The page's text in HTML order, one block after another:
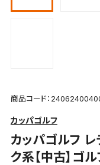
商品コード：
カッパゴルフ
カッパゴルフ
ク系【中古】ゴ